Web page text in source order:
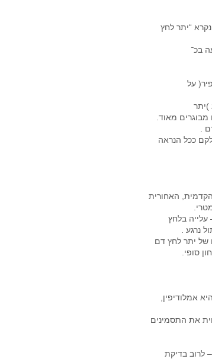
על
)יתר
מבוגרים מאוד.
.
האחורית
עלייה בלחץ
נרגע .
של יתר לחץ דם
סופי.
אמלודיפין,
את התסמינים
לרוב בדיקת